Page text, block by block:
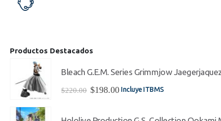
Productos Destacados
Bleach G.E.M. Series Grimmjow
$220.00 El
era:
$198.00El
es:
Incluye ITBMS